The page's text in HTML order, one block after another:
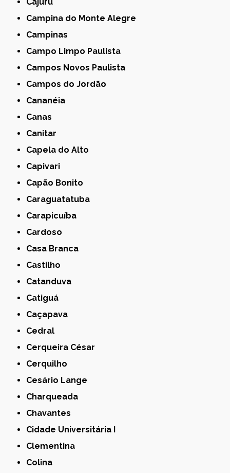
Campina do Monte Alegre
Campinas
Campo Limpo Paulista
Campos Novos Paulista
Campos do Jordão
Cananéia
Canas
Canitar
Capela do Alto
Capivari
Capão Bonito
Caraguatatuba
Carapicuíba
Cardoso
Casa Branca
Castilho
Catanduva
Catiguá
Caçapava
Cedral
Cerqueira César
Cerquilho
Cesário Lange
Charqueada
Chavantes
Cidade Universitária I
Clementina
Colina